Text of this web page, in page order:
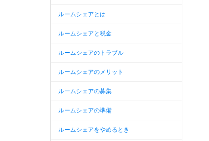
ルームシェアとは
ルームシェアと税金
ルームシェアのトラブル
ルームシェアのメリット
ルームシェアの募集
ルームシェアの準備
ルームシェアをやめるとき